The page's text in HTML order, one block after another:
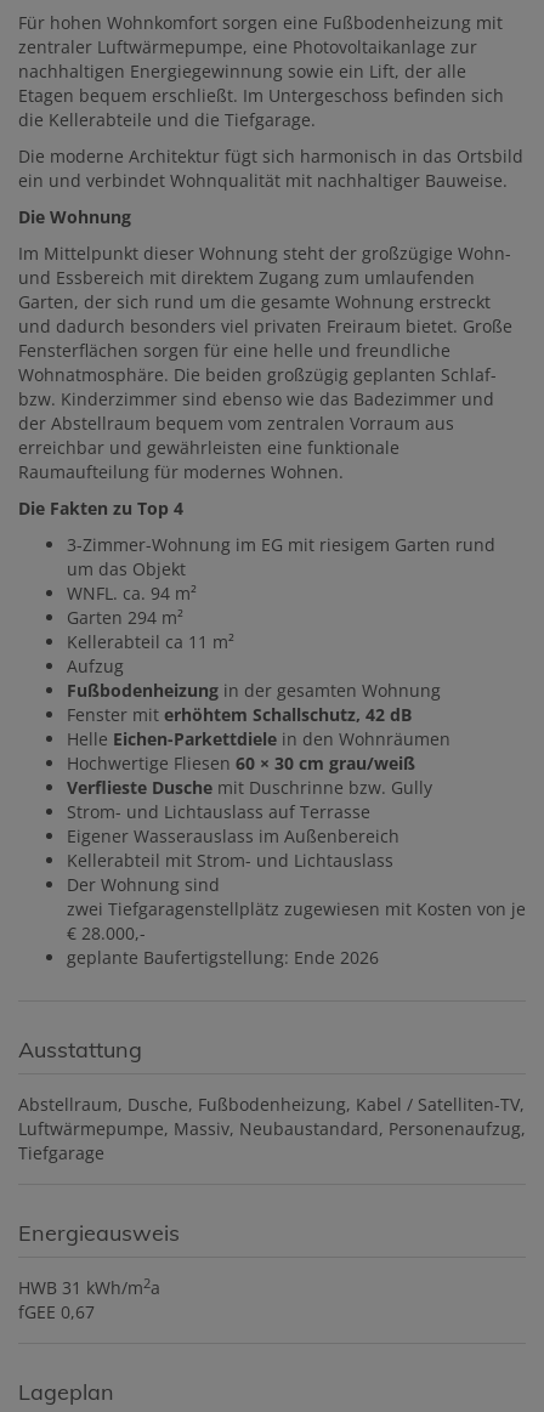
Für hohen Wohnkomfort sorgen eine Fußbodenheizung mit
zentraler Luftwärmepumpe, eine Photovoltaikanlage zur
nachhaltigen Energiegewinnung sowie ein Lift, der alle
Etagen bequem erschließt. Im Untergeschoss befinden sich
die Kellerabteile und die Tiefgarage.
Die moderne Architektur fügt sich harmonisch in das Ortsbild
ein und verbindet Wohnqualität mit nachhaltiger Bauweise.
Die Wohnung
Im Mittelpunkt dieser Wohnung steht der großzügige Wohn-
und Essbereich mit direktem Zugang zum umlaufenden
Garten, der sich rund um die gesamte Wohnung erstreckt
und dadurch besonders viel privaten Freiraum bietet. Große
Fensterflächen sorgen für eine helle und freundliche
Wohnatmosphäre. Die beiden großzügig geplanten Schlaf-
bzw. Kinderzimmer sind ebenso wie das Badezimmer und
der Abstellraum bequem vom zentralen Vorraum aus
erreichbar und gewährleisten eine funktionale
Raumaufteilung für modernes Wohnen.
Die Fakten zu Top 4
3-Zimmer-Wohnung im EG mit riesigem Garten rund
um das Objekt
WNFL. ca. 94 m²
Garten 294 m²
Kellerabteil ca 11 m²
Aufzug
Fußbodenheizung in der gesamten Wohnung
Fenster mit erhöhtem Schallschutz, 42 dB
Helle Eichen-Parkettdiele in den Wohnräumen
Hochwertige Fliesen 60 × 30 cm grau/weiß
Verflieste Dusche mit Duschrinne bzw. Gully
Strom- und Lichtauslass auf Terrasse
Eigener Wasserauslass im Außenbereich
Kellerabteil mit Strom- und Lichtauslass
Der Wohnung sind
zwei Tiefgaragenstellplätz zugewiesen mit Kosten von je
€ 28.000,-
geplante Baufertigstellung: Ende 2026
Ausstattung
Abstellraum Dusche Fußbodenheizung Kabel / Satelliten-TV
Luftwärmepumpe Massiv Neubaustandard Personenaufzug
Tiefgarage
Energieausweis
HWB 31 kWh/m2a
fGEE 0,67
Lageplan